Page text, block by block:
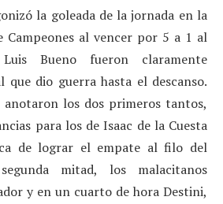
la goleada de la jornada en la
Campeones al vencer por 5 a 1 al
Bueno fueron claramente
que dio guerra hasta el descanso.
anotaron los dos primeros tantos,
para los de Isaac de la Cuesta
de lograr el empate al filo del
mitad, los malacitanos
y en un cuarto de hora Destini,